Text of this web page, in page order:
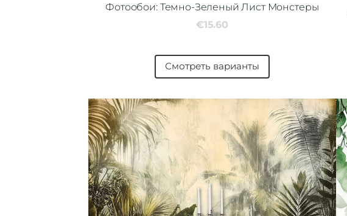
Фотообои: Темно-Зеленый Лист Монстеры
€15.60
Смотреть варианты